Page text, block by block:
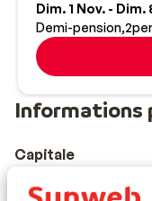
Dim. 1 Nov. - Dim.
Demi-pension 2
Informations
Capitale